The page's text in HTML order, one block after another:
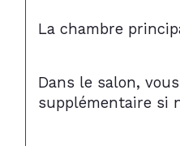
La chambre
Dans le salon,
supplémentaire si